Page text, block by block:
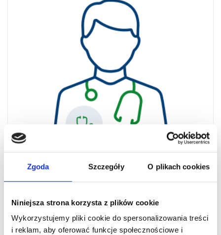
Zgoda Szczegóły O plikach cookies
Niniejsza strona korzysta z plików cookie
Wykorzystujemy pliki cookie do spersonalizowania treści
i reklam, aby oferować funkcje społecznościowe i
lek. Rafał Andrachiewicz